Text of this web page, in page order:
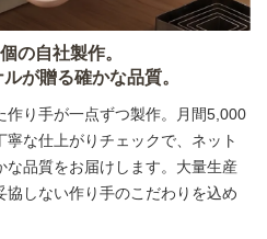
の自社製作。
が贈る確かな品質。
作り手が一点ずつ製作。月間5,000
な仕上がりチェックで、ネット
品質をお届けします。大量生産
しない作り手のこだわりを込め